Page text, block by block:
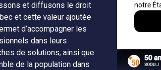
et diffusons le droit
et cette valeur ajoutée
d’accompagner les
dans leurs
de solutions, ainsi que
de la population dans
Auteurs
Nétiquette